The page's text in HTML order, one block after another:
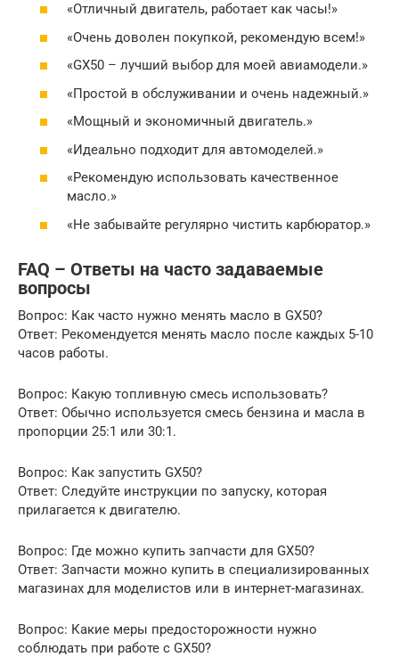
«Отличный двигатель, работает как часы!»
«Очень доволен покупкой, рекомендую всем!»
«GX50 – лучший выбор для моей авиамодели.»
«Простой в обслуживании и очень надежный.»
«Мощный и экономичный двигатель.»
«Идеально подходит для автомоделей.»
«Рекомендую использовать качественное
масло.»
«Не забывайте регулярно чистить карбюратор.»
FAQ – Ответы на часто задаваемые
вопросы
Вопрос: Как часто нужно менять масло в GX50?
Ответ: Рекомендуется менять масло после каждых 5-10
часов работы.
Вопрос: Какую топливную смесь использовать?
Ответ: Обычно используется смесь бензина и масла в
пропорции 25:1 или 30:1.
Вопрос: Как запустить GX50?
Ответ: Следуйте инструкции по запуску, которая
прилагается к двигателю.
Вопрос: Где можно купить запчасти для GX50?
Ответ: Запчасти можно купить в специализированных
магазинах для моделистов или в интернет-магазинах.
Вопрос: Какие меры предосторожности нужно
соблюдать при работе с GX50?